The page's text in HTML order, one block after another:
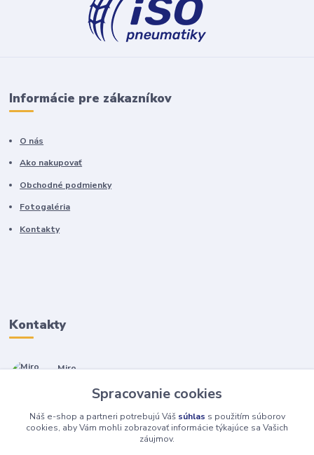
Informácie pre zákazníkov
O nás
Ako nakupovať
Obchodné podmienky
Fotogaléria
Kontakty
Kontakty
Miro
(Po-Pia, 7-17 hod.)
isopneumatiky@isopneumatiky.sk
Spracovanie cookies
Náš e-shop a partneri potrebujú Váš súhlas s použitím súborov
cookies, aby Vám mohli zobrazovať informácie týkajúce sa Vašich
záujmov.